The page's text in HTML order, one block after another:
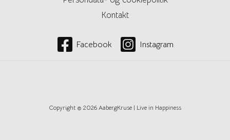
Kontakt
Facebook Instagram
Copyright © 2026 AabergKruse | Live in Happiness